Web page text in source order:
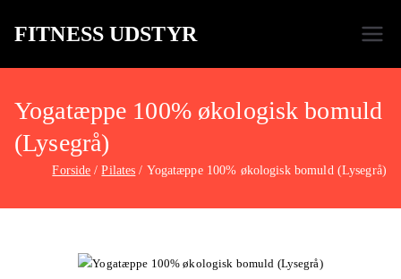
FITNESS UDSTYR
Yogatæppe 100% økologisk bomuld
(Lysegrå)
Forside Pilates Yogatæppe 100% økologisk bomuld (Lysegrå)